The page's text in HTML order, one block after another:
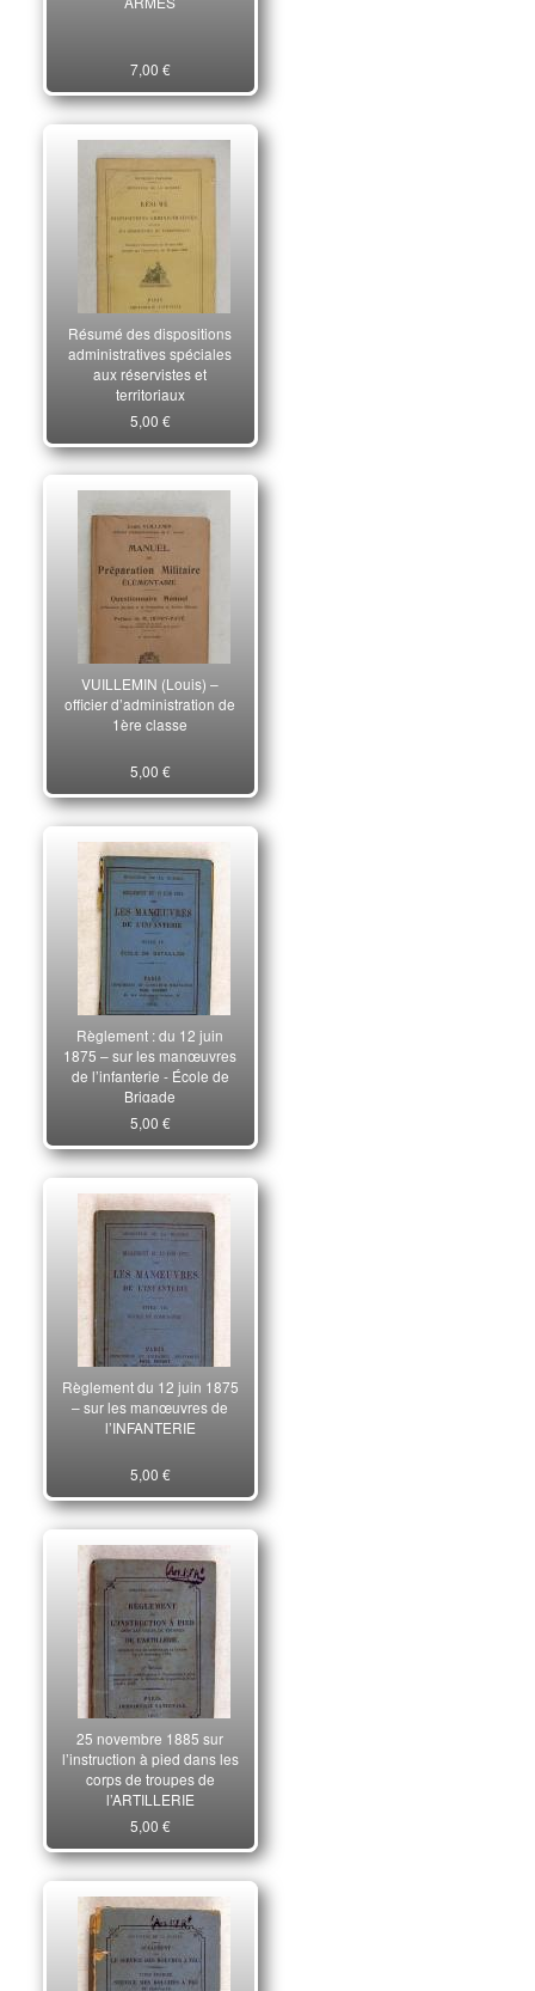
7,00 €
Résumé des dispositions
administratives spéciales
aux réservistes et
territoriaux
5,00 €
VUILLEMIN (Louis) –
officier d’administration de
1ère classe
5,00 €
Règlement : du 12 juin
1875 – sur les manœuvres
de l’infanterie - École de
Brigade
5,00 €
Règlement du 12 juin 1875
– sur les manœuvres de
l’INFANTERIE
5,00 €
25 novembre 1885 sur
l’instruction à pied dans les
corps de troupes de
l’ARTILLERIE
5,00 €